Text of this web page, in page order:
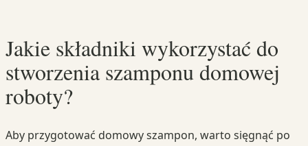
Jakie składniki wykorzystać do
stworzenia szamponu domowej
roboty?
Aby przygotować domowy szampon, warto sięgnąć po